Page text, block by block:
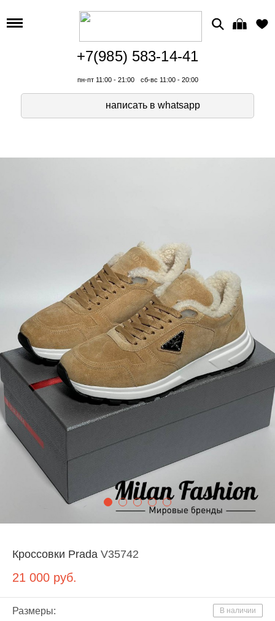
+7(985) 583-14-41
пн-пт 11:00 - 21:00 сб-вс 11:00 - 20:00
написать в whatsapp
Кроссовки Prada V35742
21 000 руб.
В наличии
Размеры: